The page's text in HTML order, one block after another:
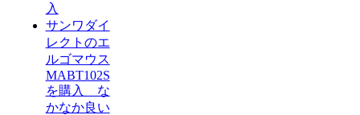
入
サンワダイ
レクトのエ
ルゴマウス
MABT102S
を購入 な
かなか良い